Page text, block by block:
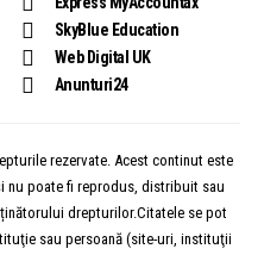
SkyBlue Education
Web Digital UK
Anunturi24
rezervate. Acest continut este
nu poate fi reprodus, distribuit sau
drepturilor.Citatele se pot
sau persoană (site-uri, instituţii